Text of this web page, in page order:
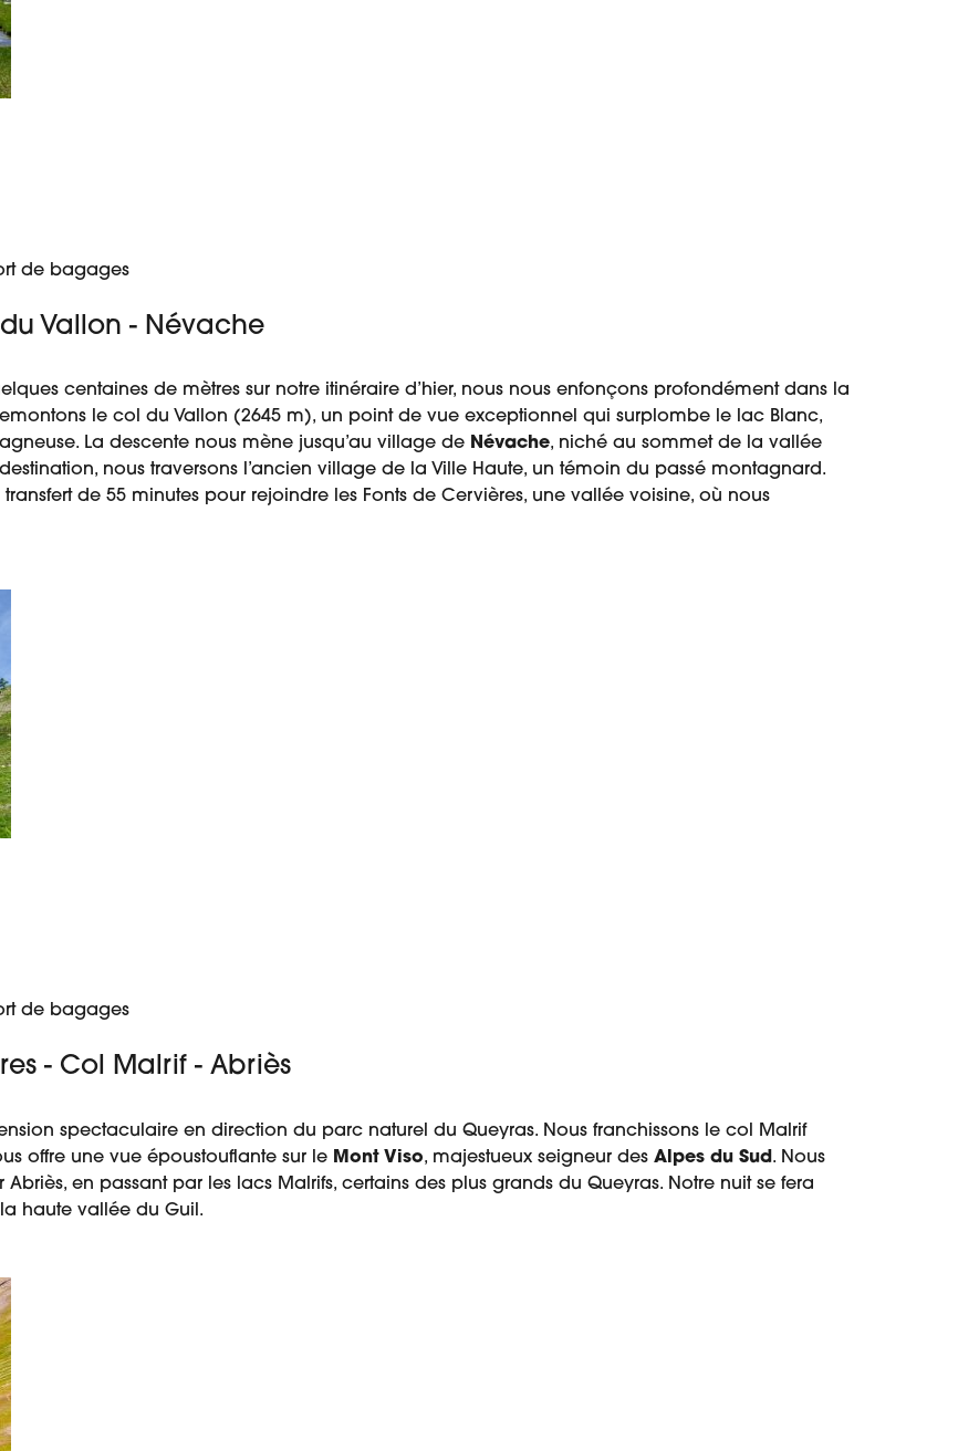
de bagages
Vallon - Névache
centaines de mètres sur notre itinéraire d’hier, nous nous enfonçons profondément dans la
le col du Vallon (2645 m), un point de vue exceptionnel qui surplombe le lac Blanc,
La descente nous mène jusqu’au village de Névache, niché au sommet de la vallée
nous traversons l’ancien village de la Ville Haute, un témoin du passé montagnard.
de 55 minutes pour rejoindre les Fonts de Cervières, une vallée voisine, où nous
de bagages
- Col Malrif - Abriès
spectaculaire en direction du parc naturel du Queyras. Nous franchissons le col Malrif
offre une vue époustouflante sur le Mont Viso, majestueux seigneur des Alpes du Sud. Nous
en passant par les lacs Malrifs, certains des plus grands du Queyras. Notre nuit se fera
haute vallée du Guil.